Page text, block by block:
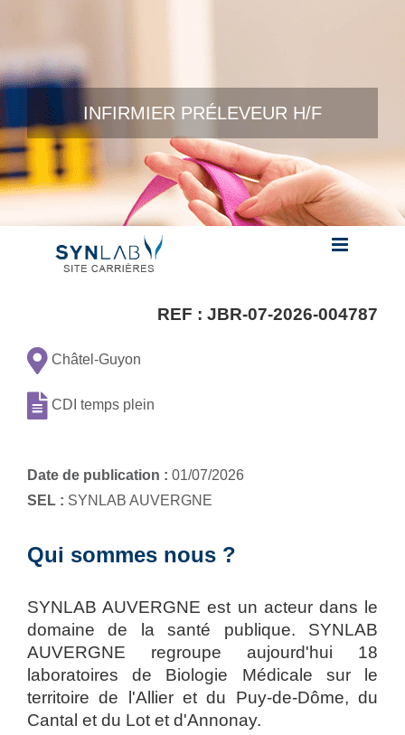
Skip to content
INFIRMIER PRÉLEVEUR H/F
REF : JBR-07-2026-004787
Châtel-Guyon
CDI temps plein
Date de publication : 01/07/2026
SEL : SYNLAB AUVERGNE
Qui sommes nous ?
SYNLAB AUVERGNE est un acteur dans le
domaine de la santé publique. SYNLAB
AUVERGNE regroupe aujourd'hui 18
laboratoires de Biologie Médicale sur le
territoire de l'Allier et du Puy-de-Dôme, du
Cantal et du Lot et d'Annonay.